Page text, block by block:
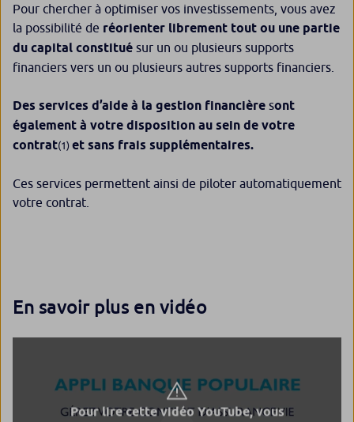
Pour chercher à optimiser vos investissements, vous avez
la possibilité de réorienter librement tout ou une partie
du capital constitué sur un ou plusieurs supports
financiers vers un ou plusieurs autres supports financiers.
Des services d’aide à la gestion financière sont
également à votre disposition au sein de votre
contrat(1)et sans frais supplémentaires.
Ces services permettent ainsi de piloter automatiquement
votre contrat.
En savoir plus en vidéo
Pour lire cette vidéo YouTube, vous